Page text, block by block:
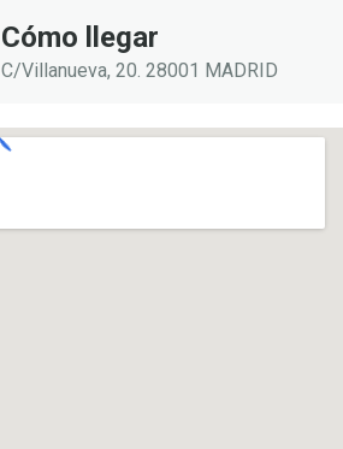
Cómo llegar
C/Villanueva, 20. 28001 MADRID